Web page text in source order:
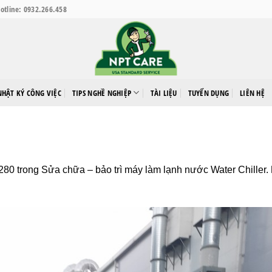
0932.266.458
KÝ CÔNG VIỆC TIPS NGHỀ NGHIỆP TÀI LIỆU TUYỂN DỤNG LIÊN HỆ
trong Sửa chữa – bảo trì máy làm lạnh nước Water